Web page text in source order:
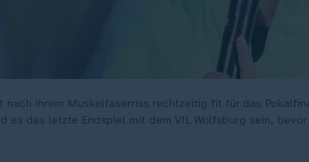
nach ihrem Muskelfaserriss rechtzeitig fit für das
es das letzte Endspiel mit dem VfL Wolfsburg sein, bevor